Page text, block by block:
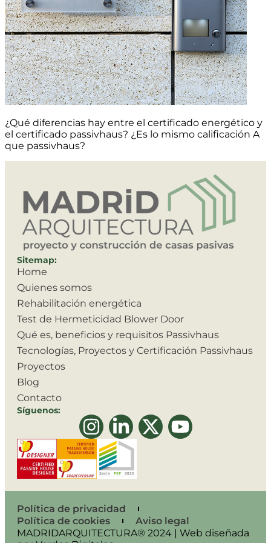
¿Qué diferencias hay entre el certificado energético y
el certificado passivhaus? ¿Es lo mismo calificación A
que passivhaus?
Sitemap:
Home
Quienes somos
Rehabilitación energética
Test de Hermeticidad Blower Door
Qué es, beneficios y requisitos Passivhaus
Tecnologías, Proyectos y Certificación Passivhaus
Proyectos
Blog
Contacto
Síguenos:
Política de privacidad
Política de cookies
Aviso legal
MADRIDARQUITECTURA® 2024 | Web diseñada